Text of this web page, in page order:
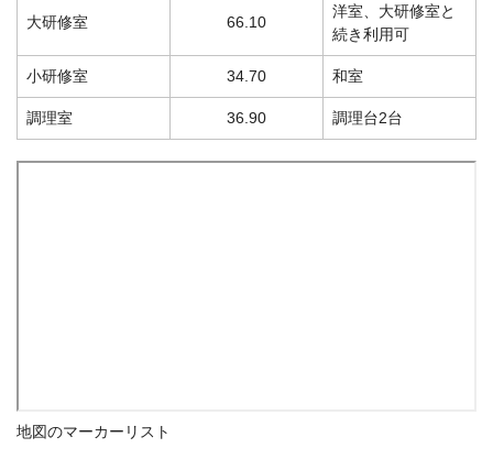
大研修室 66.10
洋室、大研修室と
続き利用可
小研修室 34.70 和室
調理室 36.90 調理台2台
地図のマーカーリスト